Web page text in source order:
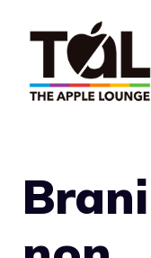
contenuto